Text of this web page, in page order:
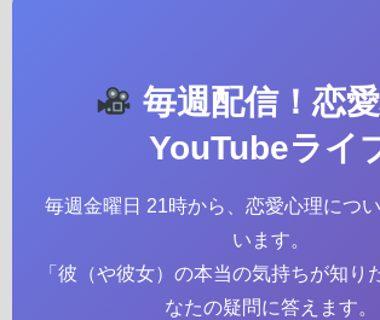
毎週配信！恋
YouTubeライ
毎週金曜日 21時から、恋愛心理につ
います。
「彼（や彼女）の本当の気持ちが知り
なたの疑問に答えます。